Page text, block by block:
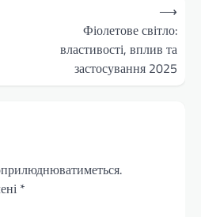
Фіолетове світло:
властивості, вплив та
застосування 2025
⟶
*